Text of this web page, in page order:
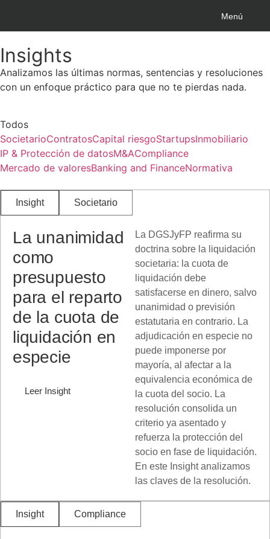
Menú
Insights
Analizamos las últimas normas, sentencias y resoluciones
con un enfoque práctico para que no te pierdas nada.
Todos
SocietarioContratosCapital riesgoStartupsInmobiliario
IP & Protección de datosM&ACompliance
Mercado de valoresBanking and FinanceNormativa
Insight Societario
La unanimidad
como
presupuesto
para el reparto
de la cuota de
liquidación en
especie
Leer Insight
La DGSJyFP reafirma su
doctrina sobre la liquidación
societaria: la cuota de
liquidación debe
satisfacerse en dinero, salvo
unanimidad o previsión
estatutaria en contrario. La
adjudicación en especie no
puede imponerse por
mayoría, al afectar a la
equivalencia económica de
la cuota del socio. La
resolución consolida un
criterio ya asentado y
refuerza la protección del
socio en fase de liquidación.
En este Insight analizamos
las claves de la resolución.
Insight Compliance